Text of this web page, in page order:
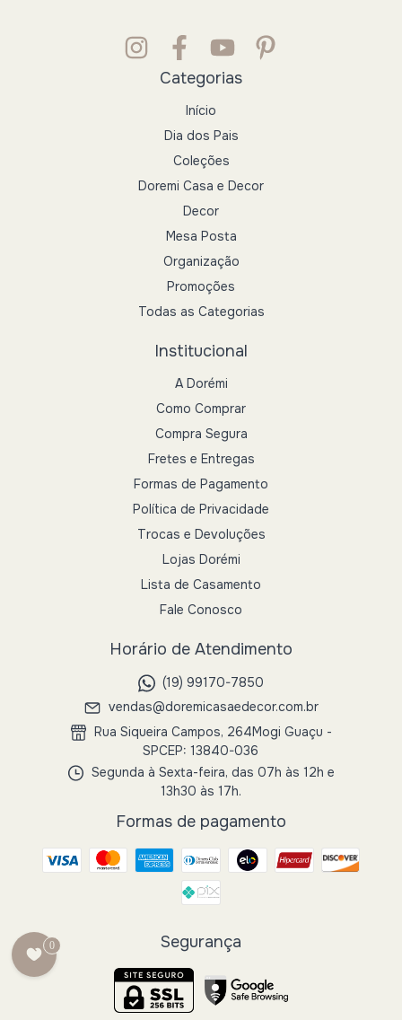
Categorias
Início
Dia dos Pais
Coleções
Doremi Casa e Decor
Decor
Mesa Posta
Organização
Promoções
Todas as Categorias
Institucional
A Dorémi
Como Comprar
Compra Segura
Fretes e Entregas
Formas de Pagamento
Política de Privacidade
Trocas e Devoluções
Lojas Dorémi
Lista de Casamento
Fale Conosco
Horário de Atendimento
(19) 99170-7850
vendas@doremicasaedecor.com.br
Rua Siqueira Campos, 264Mogi Guaçu -
SPCEP: 13840-036
Segunda à Sexta-feira, das 07h às 12h e
13h30 às 17h.
Formas de pagamento
Segurança
0